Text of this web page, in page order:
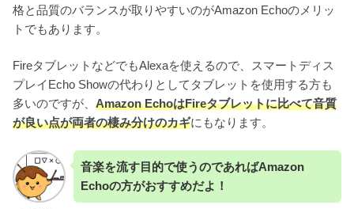
格と品質のバランスが取りやすいのがAmazon Echoのメリッ
トでもあります。
FireタブレットなどでもAlexaを使えるので、スマートディス
プレイEcho Showの代わりとしてタブレットを使用する方も
多いのですが、 Amazon EchoはFireタブレットに比べて音質
が良い点が両者の棲み分けのカギにもなります。
音楽を流す目的で使うのであればAmazon
Echoの方がおすすめだよ！